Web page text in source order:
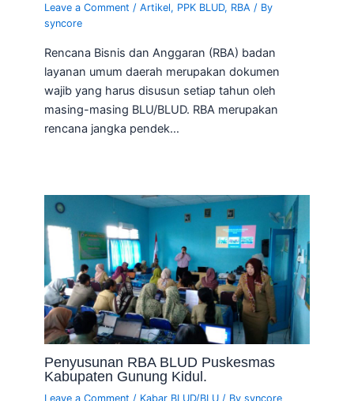
Leave a Comment /Artikel, PPK BLUD, RBA / By
syncore
Rencana Bisnis dan Anggaran (RBA) badan
layanan umum daerah merupakan dokumen
wajib yang harus disusun setiap tahun oleh
masing-masing BLU/BLUD. RBA merupakan
rencana jangka pendek…
Penyusunan RBA BLUD Puskesmas
Kabupaten Gunung Kidul.
Leave a Comment / Kabar BLUD/BLU / Bysyncore